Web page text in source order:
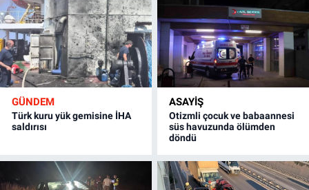
GÜNDEM
Türk kuru yük gemisine İHA
saldırısı
ASAYİŞ
Otizmli çocuk ve babaannesi
süs havuzunda ölümden
döndü